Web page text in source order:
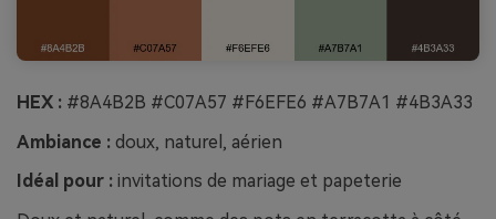
HEX : #8A4B2B #C07A57 #F6EFE6 #A7B7A1 #4B3A33
Ambiance : doux, naturel, aérien
Idéal pour : invitations de mariage et papeterie